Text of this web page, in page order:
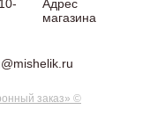
Адрес
магазина
заказ» ©